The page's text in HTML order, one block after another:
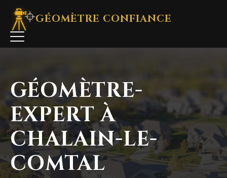
GÉOMÈTRE CONFIANCE
GÉOMÈTRE-
EXPERT À
CHALAIN-LE-
COMTAL